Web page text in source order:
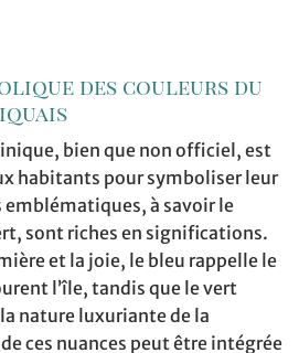
des couleurs du
bien que non officiel, est
habitants pour symboliser leur
à savoir le
sont riches en significations.
et la joie, le bleu rappelle le
l’île, tandis que le vert
nature luxuriante de la
ces nuances peut être intégrée